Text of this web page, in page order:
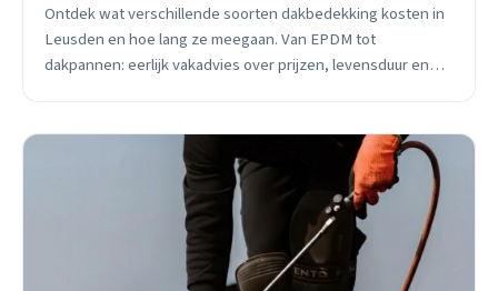
Ontdek wat verschillende soorten dakbedekking kosten in
Leusden en hoe lang ze meegaan. Van EPDM tot
dakpannen: eerlijk vakadvies over prijzen, levensduur en